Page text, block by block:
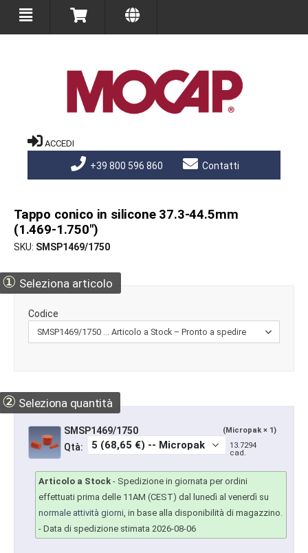
ACCEDI
+39 800 596 860 Contatti
Tappo conico in silicone 37.3-44.5mm
(1.469-1.750")
SKU SMSP1469/1750
① Seleziona articolo
Codice
② Seleziona quantità
SMSP1469/1750 (Micropak × 1)
Qtà:
13.7294
cad.
Articolo a Stock - Spedizione in giornata per ordini
effettuati prima delle 11AM (CEST) dal lunedì al venerdì su
normale attività giorni, in base alla disponibilità di magazzino.
- Data di spedizione stimata 2026-08-06